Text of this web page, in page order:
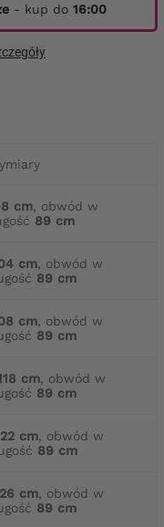
- kup do 16:00
cm, obwód w
89 cm
cm, obwód w
89 cm
cm, obwód w
89 cm
cm, obwód w
89 cm
cm, obwód w
89 cm
cm, obwód w
89 cm